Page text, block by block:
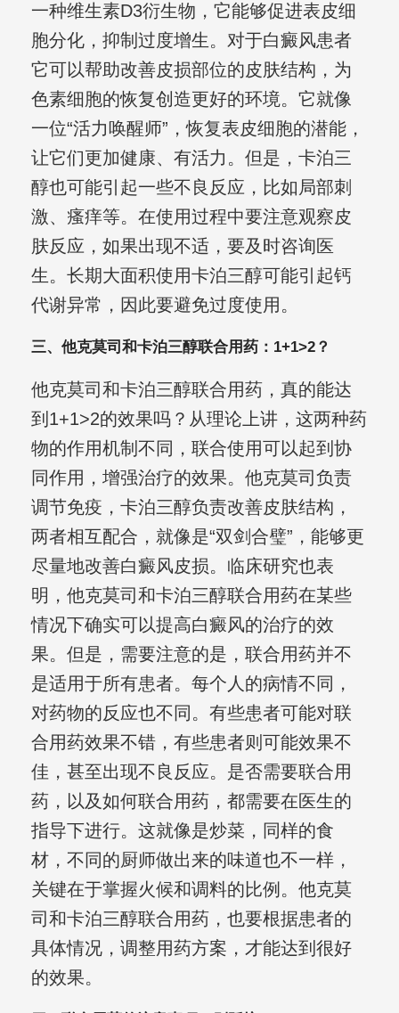
一种维生素D3衍生物，它能够促进表皮细
胞分化，抑制过度增生。对于白癜风患者
它可以帮助改善皮损部位的皮肤结构，为
色素细胞的恢复创造更好的环境。它就像
一位“活力唤醒师”，恢复表皮细胞的潜能，
让它们更加健康、有活力。但是，卡泊三
醇也可能引起一些不良反应，比如局部刺
激、瘙痒等。在使用过程中要注意观察皮
肤反应，如果出现不适，要及时咨询医
生。长期大面积使用卡泊三醇可能引起钙
代谢异常，因此要避免过度使用。
三、他克莫司和卡泊三醇联合用药：1+1>2？
他克莫司和卡泊三醇联合用药，真的能达
到1+1>2的效果吗？从理论上讲，这两种药
物的作用机制不同，联合使用可以起到协
同作用，增强治疗的效果。他克莫司负责
调节免疫，卡泊三醇负责改善皮肤结构，
两者相互配合，就像是“双剑合璧”，能够更
尽量地改善白癜风皮损。临床研究也表
明，他克莫司和卡泊三醇联合用药在某些
情况下确实可以提高白癜风的治疗的效
果。但是，需要注意的是，联合用药并不
是适用于所有患者。每个人的病情不同，
对药物的反应也不同。有些患者可能对联
合用药效果不错，有些患者则可能效果不
佳，甚至出现不良反应。是否需要联合用
药，以及如何联合用药，都需要在医生的
指导下进行。这就像是炒菜，同样的食
材，不同的厨师做出来的味道也不一样，
关键在于掌握火候和调料的比例。他克莫
司和卡泊三醇联合用药，也要根据患者的
具体情况，调整用药方案，才能达到很好
的效果。